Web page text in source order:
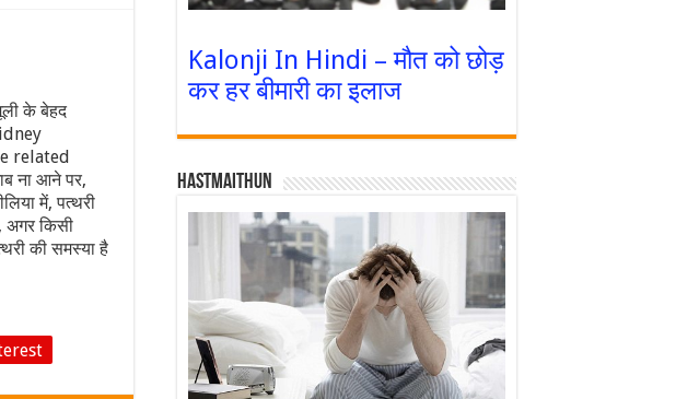
के बेहद
related
ना आने पर,
में, पत्थरी
अगर किसी
की समस्या है
Kalonji In Hindi – मौत को छोड़
कर हर बीमारी का इलाज
Hastmaithun